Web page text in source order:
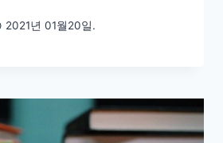
2021년 01월20일.